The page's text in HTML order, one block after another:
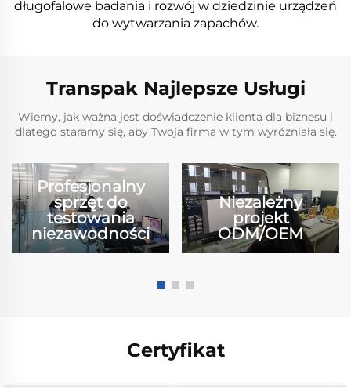
długofalowe badania i rozwój w dziedzinie urządzeń
do wytwarzania zapachów.
Transpak Najlepsze Usługi
Wiemy, jak ważna jest doświadczenie klienta dla biznesu i
dlatego staramy się, aby Twoja firma w tym wyróżniała się.
Profesjonalny
sprzęt do
testowania
niezawodności
Niezależny
projekt
ODM/OEM
Certyfikat